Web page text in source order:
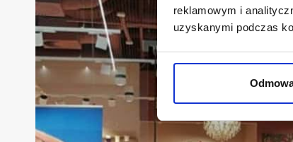
reklamowym i
uzyskanymi podczas